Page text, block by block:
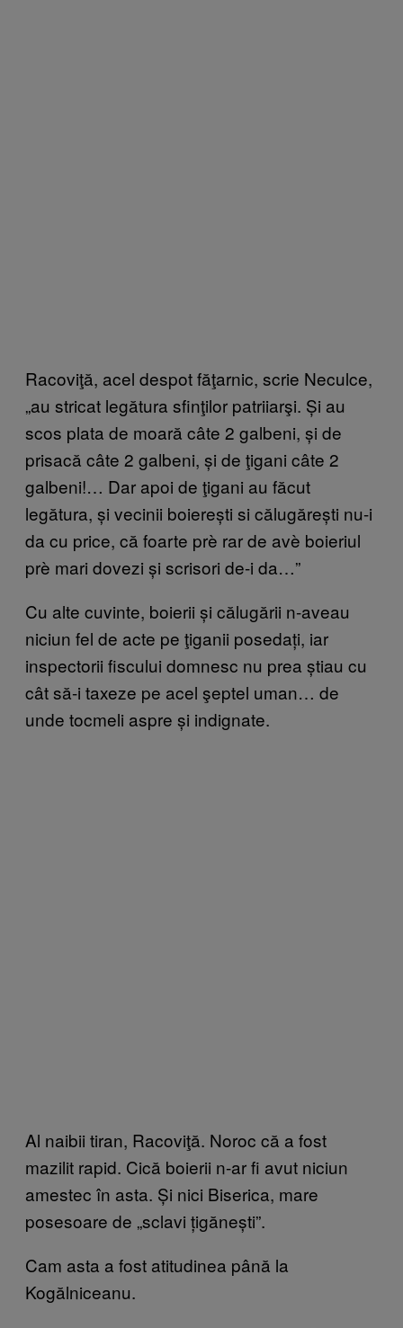
Racoviţă, acel despot făţarnic, scrie Neculce,
„au stricat legătura sfinţilor patriiarşi. Și au
scos plata de moară câte 2 galbeni, și de
prisacă câte 2 galbeni, și de ţigani câte 2
galbeni!… Dar apoi de ţigani au făcut
legătura, și vecinii boierești si călugărești nu-i
da cu price, că foarte prè rar de avè boieriul
prè mari dovezi și scrisori de-i da…”
Cu alte cuvinte, boierii și călugării n-aveau
niciun fel de acte pe ţiganii posedați, iar
inspectorii fiscului domnesc nu prea știau cu
cât să-i taxeze pe acel şeptel uman… de
unde tocmeli aspre și indignate.
Al naibii tiran, Racoviţă. Noroc că a fost
mazilit rapid. Cică boierii n-ar fi avut niciun
amestec în asta. Și nici Biserica, mare
posesoare de „sclavi țigănești”.
Cam asta a fost atitudinea până la
Kogălniceanu.